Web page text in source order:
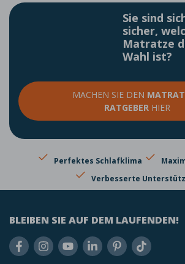
Sie sind
sicher,
Matratze
Wahl ist?
MACHEN SIE DEN
RATGEBER HIER
Perfektes Schlafklima
Verbesserte
BLEIBEN SIE AUF DEM LAUFENDEN!